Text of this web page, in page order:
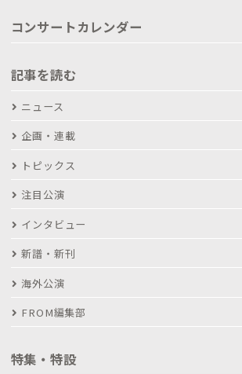
コンサートカレンダー
記事を読む
ニュース
企画・連載
トピックス
注目公演
インタビュー
新譜・新刊
海外公演
FROM編集部
特集・特設